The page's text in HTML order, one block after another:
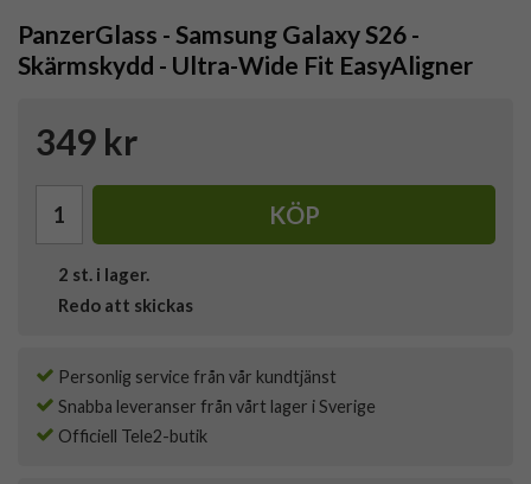
PanzerGlass - Samsung Galaxy S26 -
Skärmskydd - Ultra-Wide Fit EasyAligner
349 kr
KÖP
2 st. i lager.
Redo att skickas
Personlig service från vår kundtjänst
Snabba leveranser från vårt lager i Sverige
Officiell Tele2-butik